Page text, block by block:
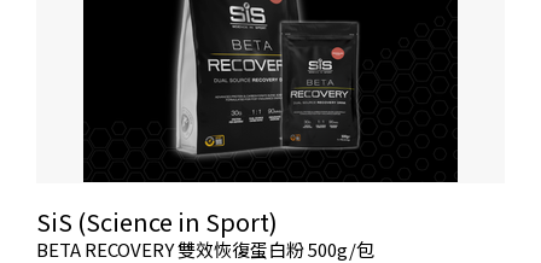
SiS (Science in Sport)
BETA RECOVERY 雙效恢復蛋白粉 500g/包